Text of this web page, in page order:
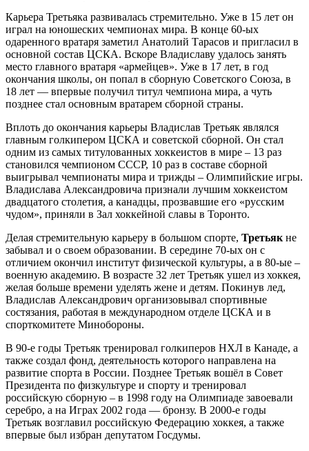
Карьера Третьяка развивалась стремительно. Уже в 15 лет он
играл на юношеских чемпионах мира. В конце 60-ых
одаренного вратаря заметил Анатолий Тарасов и пригласил в
основной состав ЦСКА. Вскоре Владиславу удалось занять
место главного вратаря «армейцев». Уже в 17 лет, в год
окончания школы, он попал в сборную Советского Союза, в
18 лет — впервые получил титул чемпиона мира, а чуть
позднее стал основным вратарем сборной страны.
Вплоть до окончания карьеры Владислав Третьяк являлся
главным голкипером ЦСКА и советской сборной. Он стал
одним из самых титулованных хоккеистов в мире – 13 раз
становился чемпионом СССР, 10 раз в составе сборной
выигрывал чемпионаты мира и трижды – Олимпийские игры.
Владислава Александровича признали лучшим хоккеистом
двадцатого столетия, а канадцы, прозвавшие его «русским
чудом», приняли в Зал хоккейной славы в Торонто.
Делая стремительную карьеру в большом спорте, Третьяк не
забывал и о своем образовании. В середине 70-ых он с
отличием окончил институт физической культуры, а в 80-ые –
военную академию. В возрасте 32 лет Третьяк ушел из хоккея,
желая больше времени уделять жене и детям. Покинув лед,
Владислав Александрович организовывал спортивные
состязания, работая в международном отделе ЦСКА и в
спорткомитете Минобороны.
В 90-е годы Третьяк тренировал голкиперов НХЛ в Канаде, а
также создал фонд, деятельность которого направлена на
развитие спорта в России. Позднее Третьяк вошёл в Совет
Президента по физкультуре и спорту и тренировал
российскую сборную – в 1998 году на Олимпиаде завоевали
серебро, а на Играх 2002 года — бронзу. В 2000-е годы
Третьяк возглавил российскую Федерацию хоккея, а также
впервые был избран депутатом Госдумы.